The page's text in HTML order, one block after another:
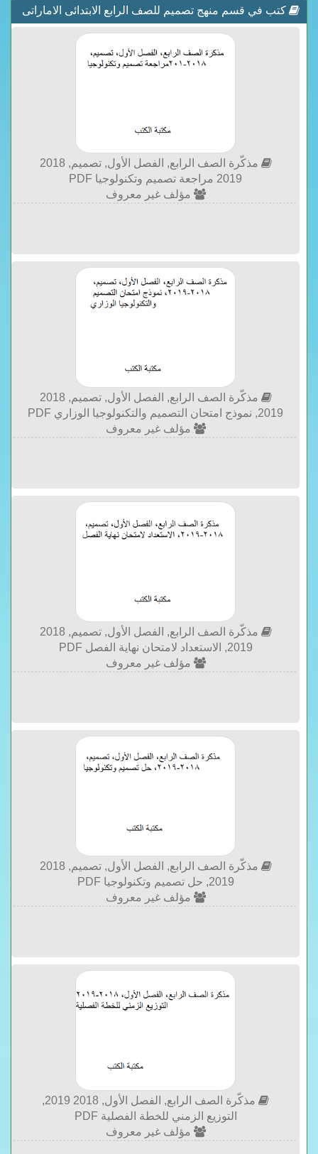
كتب في قسم منهج تصميم للصف الرابع الابتدائى الاماراتى
مذكّرة الصف الرابع, الفصل الأول, تصميم, 2018
2019 مراجعة تصميم وتكنولوجيا PDF
مؤلف غير معروف
مذكّرة الصف الرابع, الفصل الأول, تصميم, 2018
2019, نموذج امتحان التصميم والتكنولوجيا الوزاري PDF
مؤلف غير معروف
مذكّرة الصف الرابع, الفصل الأول, تصميم, 2018
2019, الاستعداد لامتحان نهاية الفصل PDF
مؤلف غير معروف
مذكّرة الصف الرابع, الفصل الأول, تصميم, 2018
2019, حل تصميم وتكنولوجيا PDF
مؤلف غير معروف
مذكّرة الصف الرابع, الفصل الأول, 2018 2019,
التوزيع الزمني للخطة الفصلية PDF
مؤلف غير معروف